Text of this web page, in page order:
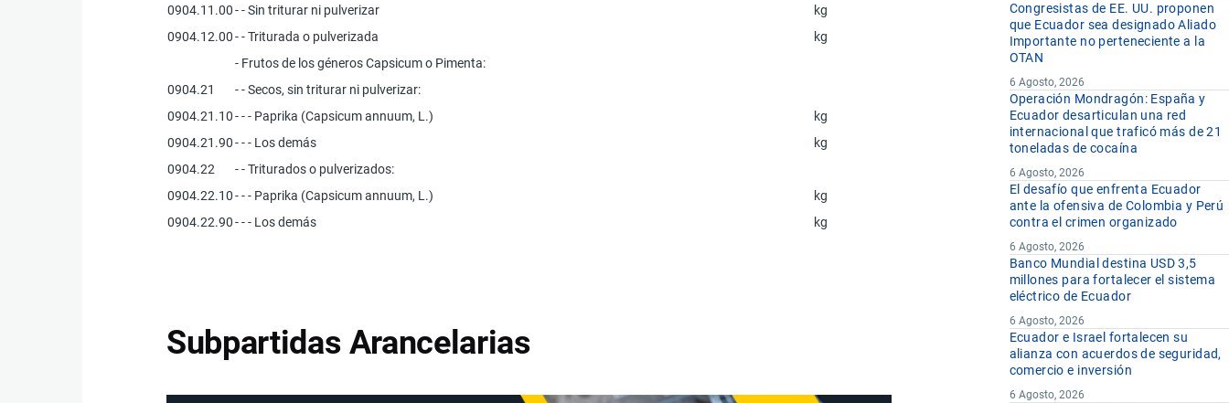
0904.11.00- - Sin triturar ni pulverizar
kg
0904.12.00- - Triturada o pulverizada
kg
- Frutos de los géneros Capsicum o Pimenta:
0904.21
- - Secos, sin triturar ni pulverizar:
0904.21.10- - - Paprika (Capsicum annuum, L.)
kg
0904.21.90- - - Los demás
kg
0904.22
- - Triturados o pulverizados:
0904.22.10- - - Paprika (Capsicum annuum, L.)
kg
0904.22.90- - - Los demás kg
Subpartidas Arancelarias
Congresistas de EE. UU. proponen
que Ecuador sea designado Aliado
Importante no perteneciente a la
OTAN
6 Agosto, 2026
Operación Mondragón: España y
Ecuador desarticulan una red
internacional que traficó más de 21
toneladas de cocaína
6 Agosto, 2026
El desafío que enfrenta Ecuador
ante la ofensiva de Colombia y Perú
contra el crimen organizado
6 Agosto, 2026
Banco Mundial destina USD 3,5
millones para fortalecer el sistema
eléctrico de Ecuador
6 Agosto, 2026
Ecuador e Israel fortalecen su
alianza con acuerdos de seguridad,
comercio e inversión
6 Agosto, 2026